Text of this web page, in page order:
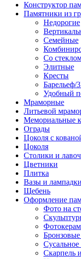
Конструктор
Памятники из
Недорогие
Семейные
Со
Элитные
Кресты
Барельеф/
Удобный
Мраморные
Литьевой
Мемориальные
Ограды
Цоколя с
Цоколя
Столики и
Цветники
Плитка
Вазы и лампадки
Щебень
Оформление
Фото на
Сусальное
Скарпель